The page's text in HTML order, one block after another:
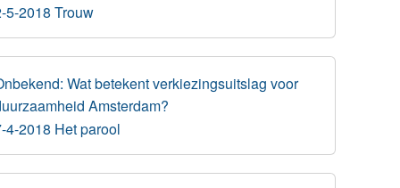
5-2018 Trouw
Wat betekent verkiezingsuitslag voor
Amsterdam?
4-2018 Het parool